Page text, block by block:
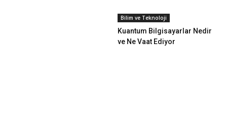
Bilim ve Teknoloji
Kuantum Bilgisayarlar Nedir
ve Ne Vaat Ediyor